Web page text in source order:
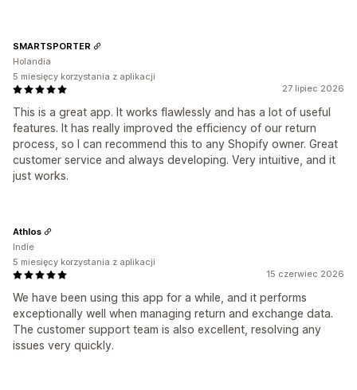
27 lipiec 2026
This is a great app. It works flawlessly and has a lot of useful
features. It has really improved the efficiency of our return
process, so I can recommend this to any Shopify owner. Great
customer service and always developing. Very intuitive, and it
just works.
SMARTSPORTER
Holandia
5 miesięcy korzystania z aplikacji
15 czerwiec 2026
We have been using this app for a while, and it performs
exceptionally well when managing return and exchange data.
The customer support team is also excellent, resolving any
issues very quickly.
Athlos
Indie
5 miesięcy korzystania z aplikacji